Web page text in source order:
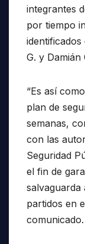
integrantes
por tiempo
G. y Damián
“Es así
plan de
semanas,
con las
Seguridad
el fin de
salvaguarda
partidos en
comunicado.